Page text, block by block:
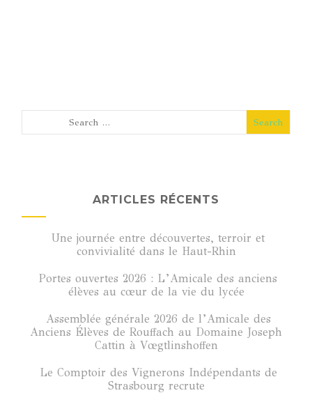
ARTICLES RÉCENTS
Une journée entre découvertes, terroir et
convivialité dans le Haut-Rhin
Portes ouvertes 2026 : L’Amicale des anciens
élèves au cœur de la vie du lycée
Assemblée générale 2026 de l’Amicale des
Anciens Élèves de Rouffach au Domaine Joseph
Cattin à Vœgtlinshoffen
Le Comptoir des Vignerons Indépendants de
Strasbourg recrute